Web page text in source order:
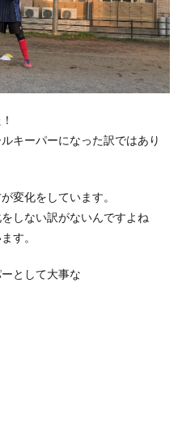
キーパーになった訳ではあり
変化をしています。
しない訳がないんですよね
す。
として大事な